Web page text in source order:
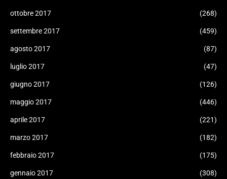
ottobre 2017 (268)
settembre 2017 (459)
agosto 2017 (87)
luglio 2017 (47)
giugno 2017 (126)
maggio 2017 (446)
aprile 2017 (221)
marzo 2017 (182)
febbraio 2017 (175)
gennaio 2017 (308)